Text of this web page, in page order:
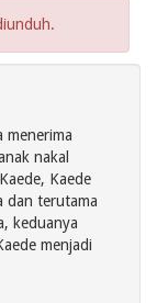
menerima
nakal
Kaede
dan terutama
keduanya
menjadi